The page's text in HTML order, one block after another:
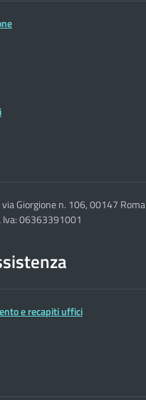
Giorgione n. 106, 00147 Roma
Iva: 06363391001
e recapiti uffici